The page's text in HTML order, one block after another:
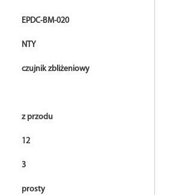
EPDC-BM-020
NTY
czujnik zbliżeniowy
z przodu
12
3
prosty